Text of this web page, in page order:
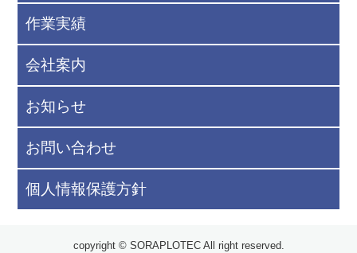
作業実績
会社案内
お知らせ
お問い合わせ
個人情報保護方針
copyright © SORAPLOTEC All right reserved.